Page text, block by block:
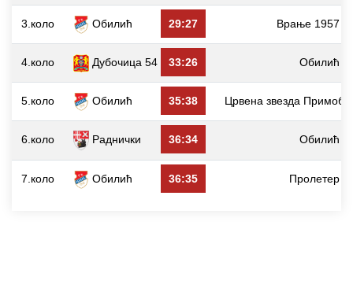
3.коло Обилић 29:27 Врање 1957
4.коло Дубочица 54 33:26 Обилић
5.коло Обилић 35:38 Црвена звезда
6.коло Раднички 36:34 Обилић
7.коло Обилић 36:35 Пролетер